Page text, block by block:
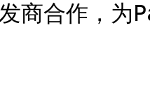
商合作，为